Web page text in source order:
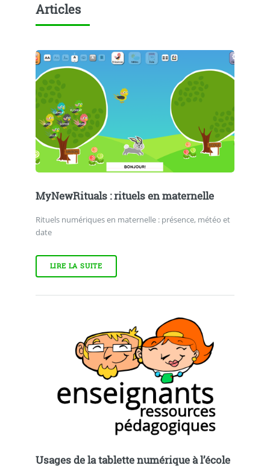
Articles
MyNewRituals : rituels en maternelle
Rituels numériques en maternelle : présence, météo et
date
LIRE LA SUITE
Usages de la tablette numérique à l’école